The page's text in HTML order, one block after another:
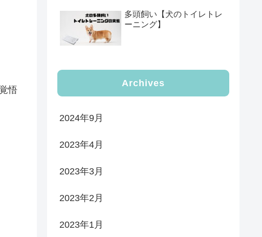
悟
多頭飼い【犬のトイレトレ
ーニング】
Archives
2024年9月
2023年4月
2023年3月
2023年2月
2023年1月